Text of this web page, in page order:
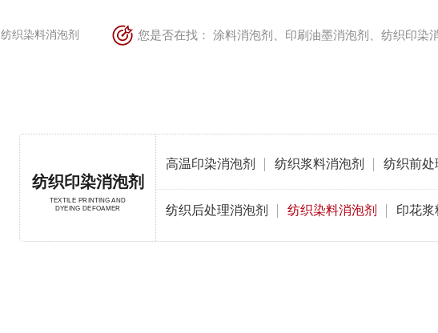
纺织染料消泡剂 您是否在找： 涂料消泡剂 印刷油墨消泡剂 纺织印染
纺织印染消泡剂
TEXTILE PRINTING AND
DYEING DEFOAMER
高温印染消泡剂 纺织浆料消泡剂 纺织前处
纺织后处理消泡剂 纺织染料消泡剂 印花浆